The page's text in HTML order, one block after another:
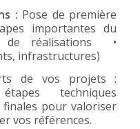
: Pose de première
importantes du
de réalisations •
infrastructures)
de vos projets :
techniques
pour valoriser
vos références.